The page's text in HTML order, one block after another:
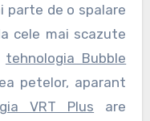
parte de o spalare
cele mai scazute
tehnologia Bubble
petelor, aparant
VRT Plus are